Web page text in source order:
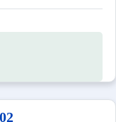
et tout équipé.